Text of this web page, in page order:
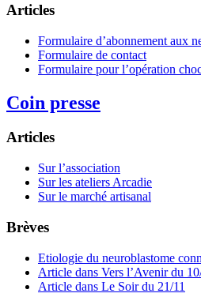
Articles
Formulaire d’abonnement aux
Formulaire de contact
Formulaire pour l’opération
Coin presse
Articles
Sur l’association
Sur les ateliers Arcadie
Sur le marché artisanal
Brèves
Etiologie du neuroblastome
Article dans Vers l’Avenir du
Article dans Le Soir du 21/11